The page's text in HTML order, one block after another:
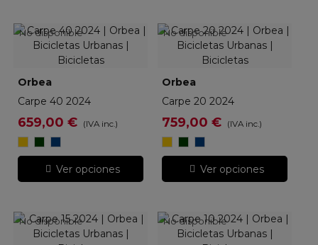
No disponible
Orbea
Carpe 40 2024
659,00 € (IVA inc.)
Mango
Metallic
Green
Moondust
Ver opciones
No disponible
Orbea
Carpe 20 2024
759,00 € (IVA inc.)
Mango
Metallic
Green
Moondust
Ver opciones
No disponible No disponible